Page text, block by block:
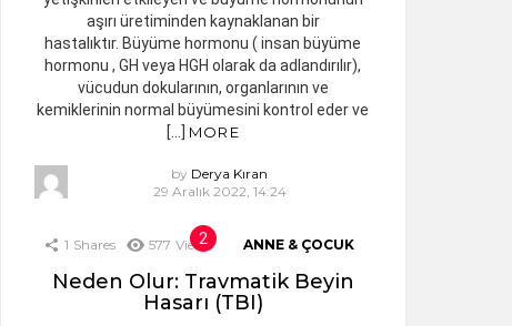
aşırı üretiminden kaynaklanan bir
hastalıktır. Büyüme hormonu ( insan büyüme
hormonu , GH veya HGH olarak da adlandırılır),
vücudun dokularının, organlarının ve
kemiklerinin normal büyümesini kontrol eder ve
[…] MORE
by Derya Kıran
29 Aralık 2022, 14:24
1 Shares 577 Views ANNE & ÇOCUK
Neden Olur: Travmatik Beyin
Hasarı (TBI)